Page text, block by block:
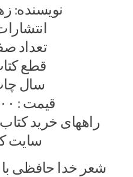
نویسنده:
تعداد
قطع
سال چاپ :
قیمت : ۹۵۰۰۰ تومان
راههای خرید
سایت
شعر خدا حافظی